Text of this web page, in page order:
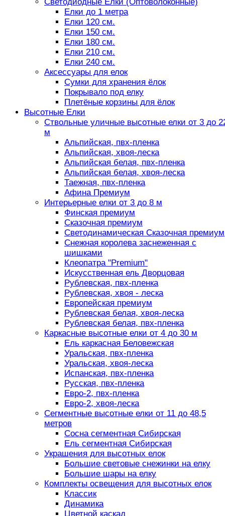
Елки до 1 метра
Елки 120 см.
Елки 150 см.
Елки 180 см.
Елки 210 см.
Елки 240 см.
Аксессуары для елок
Сумки для хранения ёлок
Покрывало под елку
Плетёные корзины для ёлок
Высотные Елки
Ствольные уличные высотные елки от 3 до
м
Альпийская, пвх-пленка
Альпийская, хвоя-леска
Альпийская белая, пвх-пленка
Альпийская белая, хвоя-леска
Таежная, пвх-пленка
Афина Премиум
Интерьерные елки от 3 до 8 м
Финская премиум
Сказочная премиум
Светодинамическая Сказочная премиум
Снежная королева заснеженная с
шишками
Клеопатра "Premium"
Искусственная ель Дворцовая
Рублевская, пвх-пленка
Рублевская, хвоя - леска
Европейская премиум
Рублевская белая, хвоя-леска
Рублевская белая, пвх-пленка
Каркасные высотные елки от 4 до 30 м
Ель каркасная Беловежская
Уральская, пвх-пленка
Уральская, хвоя-леска
Испанская, пвх-пленка
Русская, пвх-пленка
Евро-2, пвх-пленка
Евро-2, хвоя-леска
Сегментные высотные елки от 11 до 48,5
метров
Сосна сегментная Сибирская
Ель сегментная Сибирская
Украшения для высотных елок
Большие световые снежинки на елку
Большие шары на елку
Комплекты освещения для высотных елок
Классик
Динамика
Цветной каскад